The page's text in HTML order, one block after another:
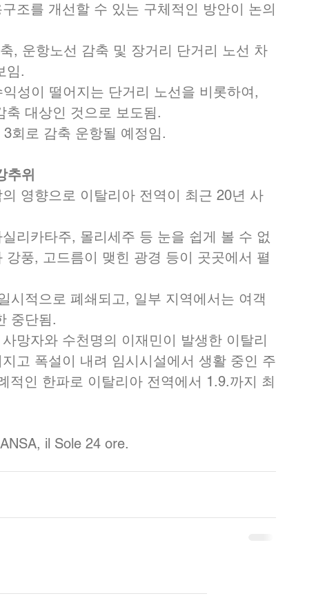
조를 개선할 수 있는 구체적인 방안이 논의
, 운항노선 감축 및 장거리 단거리 노선 차
임.
성이 떨어지는 단거리 노선을 비롯하여,
축 대상인 것으로 보도됨.
회로 감축 운항될 예정임.
추위
영향으로 이탈리아 전역이 최근 20년 사
리카타주, 몰리세주 등 눈을 쉽게 볼 수 없
풍, 고드름이 맺힌 광경 등이 곳곳에서 펼
시적으로 폐쇄되고, 일부 지역에서는 여객
중단됨.
망자와 수천명의 이재민이 발생한 이탈리
고 폭설이 내려 임시시설에서 생활 중인 주
적인 한파로 이탈리아 전역에서 1.9.까지 최
il Sole 24 ore.